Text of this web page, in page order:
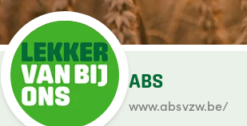
ABS
www.absvzw.be/